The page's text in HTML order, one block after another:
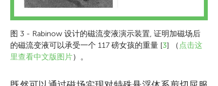
图 3 - Rabinow 设计的磁流变液演示装置, 证明加磁场后
的磁流变液可以承受一个 117 磅女孩的重量 [3] （ 点击这
里查看中文版图片）。